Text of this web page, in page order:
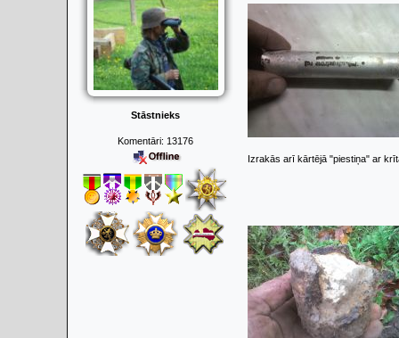
Stāstnieks
Komentāri: 13176
Izrakās arī kārtējā "piestiņa" ar